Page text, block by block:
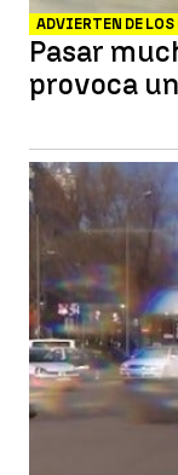
ADVIERTEN DE
Pasar
provoca